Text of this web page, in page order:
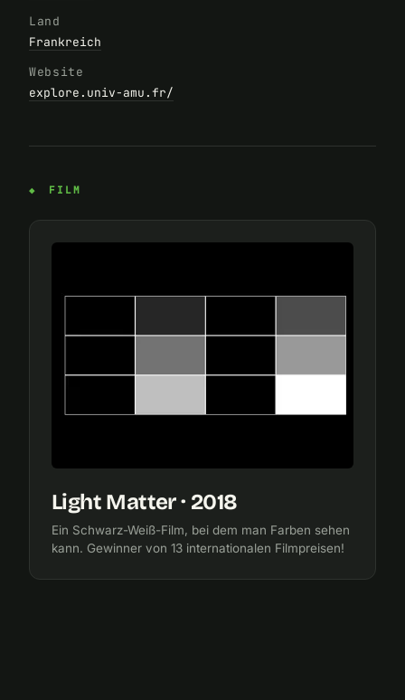
Land
Frankreich
Website
explore.univ-amu.fr/
FILM
Light Matter · 2018
Ein Schwarz-Weiß-Film, bei dem man Farben sehen
kann. Gewinner von 13 internationalen Filmpreisen!